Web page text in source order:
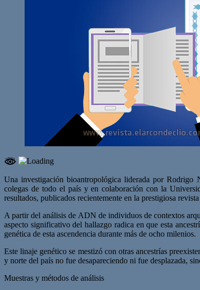
Una investigación bioantropológica liderada por
colegas de todo el país y en colaboración con la
resultados, publicados recientemente en la prestigiosa
A partir del análisis de ADN de individuos de contextos
aspecto significativo del hallazgo radica en que esta
genética de esta ascendencia durante más de ocho milenios.
Este linaje genético se mestizó con otras ancestrías
y norte del país no fue desapareciendo ni fue desplazada,
Muestras y métodos de análisis